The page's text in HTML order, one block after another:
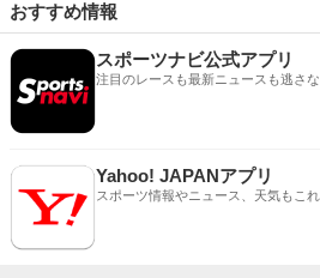
おすすめ情報
スポーツナビ公式アプリ
注目のレースも最新ニュースも逃さ
Yahoo! JAPANアプリ
スポーツ情報やニュース、天気もこ